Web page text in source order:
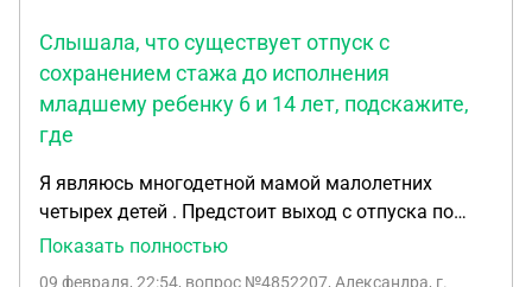
Слышала, что существует отпуск с
сохранением стажа до исполнения
младшему ребенку 6 и 14 лет, подскажите,
где
Я являюсь многодетной мамой малолетних
четырех детей . Предстоит выход с отпуска по
уходу, и встал вопрос . Слышала ,что существует
Показать полностью
09 февраля, 22:54, вопрос №4852207, Александра, г.